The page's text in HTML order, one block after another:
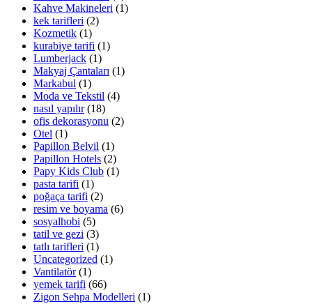
Kahve Makineleri (1)
kek tarifleri (2)
Kozmetik (1)
kurabiye tarifi (1)
Lumberjack (1)
Makyaj Çantaları (1)
Markabul (1)
Moda ve Tekstil (4)
nasıl yapılır(18)
ofis dekorasyonu (2)
Otel (1)
Papillon Belvil (1)
Papillon Hotels (2)
Papy Kids Club (1)
pasta tarifi (1)
poğaça tarifi (2)
resim ve boyama (6)
sosyalhobi (5)
tatil ve gezi (3)
tatlı tarifleri (1)
Uncategorized (1)
Vantilatör(1)
yemek tarifi (66)
Zigon Sehpa Modelleri (1)